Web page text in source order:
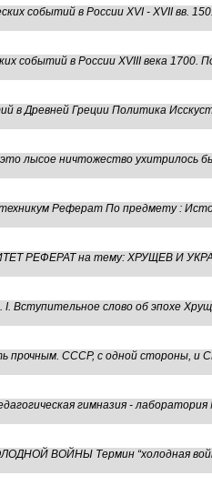
событий в России XVI - XVII вв.
событий в России XVIII века 1700.
в Древней Греции Политика
лысое ничтожество ухитрилось
Реферат По предмету :
РЕФЕРАТ на тему: ХРУЩЕВ И
слово об эпохе
прочным. СССР, с одной стороны, и
гимназия -
ВОЙНЫ Термин “холодная